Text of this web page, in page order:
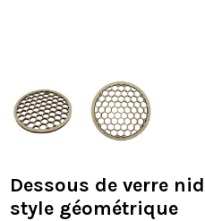
Dessous de verre
style géométrique